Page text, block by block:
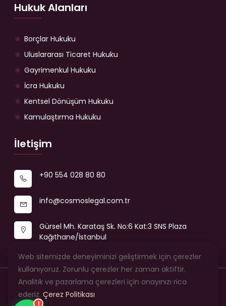
Hukuk Alanları
Borçlar Hukuku
Uluslararası Ticaret Hukuku
Gayrimenkul Hukuku
İcra Hukuku
Kentsel Dönüşüm Hukuku
Kamulaştırma Hukuku
İletişim
+90 554 028 80 80
info@cosmoslegal.com.tr
Gürsel Mh. Karataş Sk. No:6 Kat:3 SNS Plaza
Kağıthane/İstanbul
© 2026 Cosmos Legal Hukuk ve Danışmanlık Bürosu —
Tüm hakları saklıdır.
1
Web sitemizde deneyiminizi geliştirmek için çerezler
kullanıyoruz. Zorunlu çerezler her zaman aktiftir.
Analitik ve pazarlama çerezleri için onayınızı rica
ederiz. Çerez Politikası